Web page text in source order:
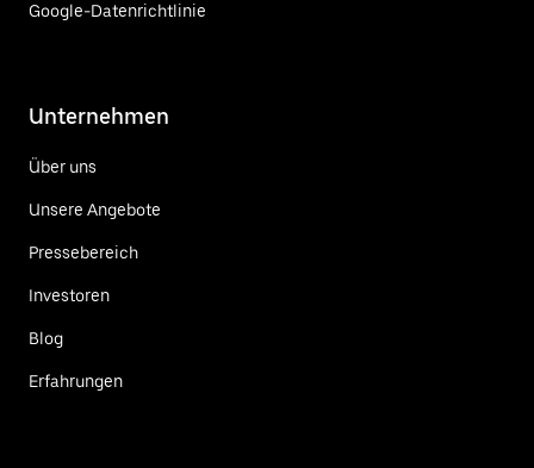
Google-Datenrichtlinie
Unternehmen
Über uns
Unsere Angebote
Pressebereich
Investoren
Blog
Erfahrungen